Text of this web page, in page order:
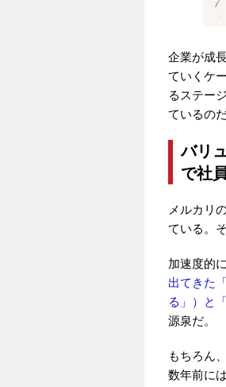
企業が成
ていくケ
るステー
ているの
バリ
で社
メルカリ
ている。
加速度的
出てきた
る」）と
源泉だ。
もちろん
数年前に